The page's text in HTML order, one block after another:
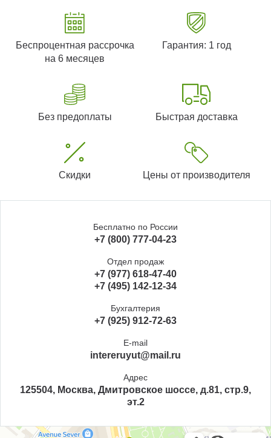
Беспроцентная рассрочка
на 6 месяцев
Гарантия: 1 год
Без предоплаты Быстрая доставка
Скидки Цены от производителя
Бесплатно по России
+7 (800) 777-04-23
Отдел продаж
+7 (977) 618-47-40
+7 (495) 142-12-34
Бухгалтерия
+7 (925) 912-72-63
E-mail
intereruyut@mail.ru
Адрес
125504, Москва, Дмитровское шоссе, д.81, стр.9,
эт.2